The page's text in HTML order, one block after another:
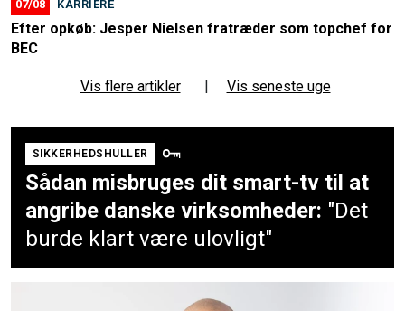
07/08 KARRIERE
Efter opkøb: Jesper Nielsen fratræder som topchef for
BEC
Vis flere artikler | Vis seneste uge
SIKKERHEDSHULLER
Sådan misbruges dit smart-tv til at
angribe danske virksomheder: "Det
burde klart være ulovligt"